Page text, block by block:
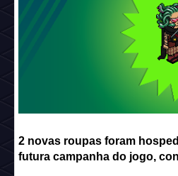
2 novas roupas foram
futura campanha do jogo,